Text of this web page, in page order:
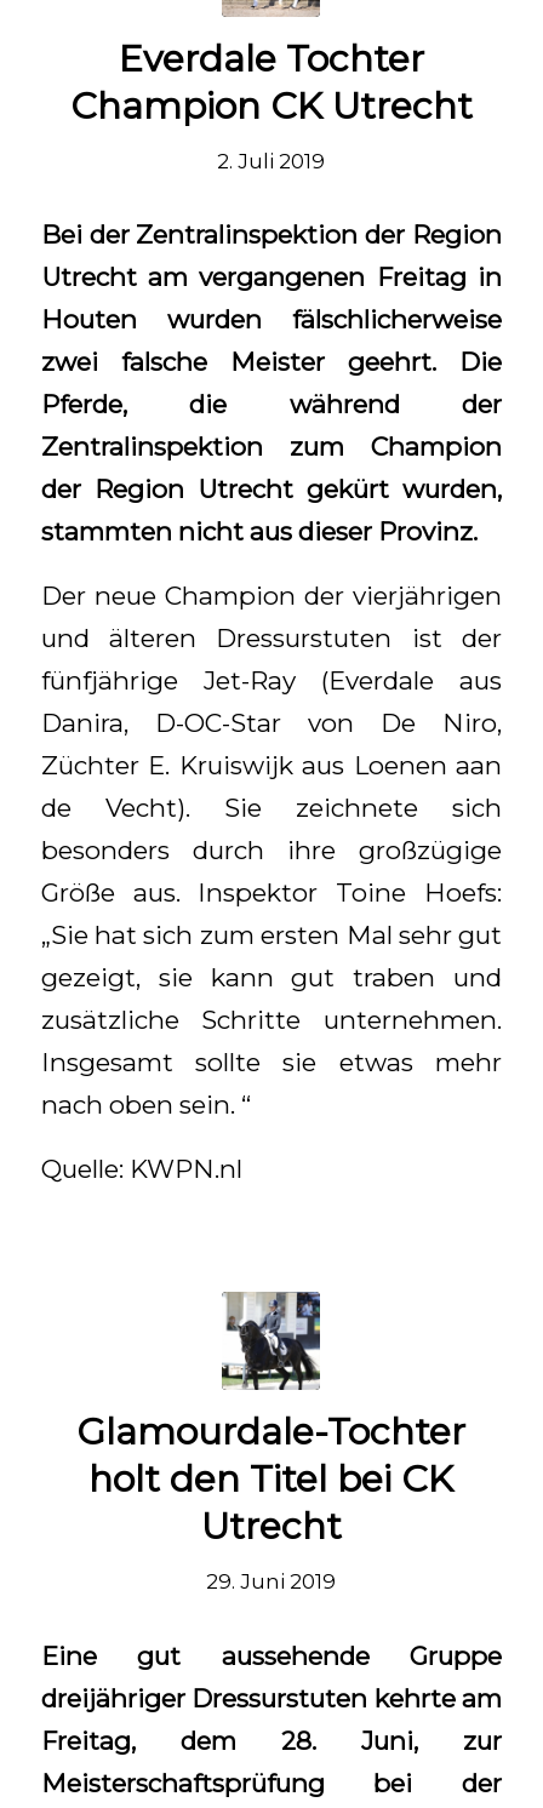
Everdale Tochter
Champion CK Utrecht
2. Juli 2019
Bei der Zentralinspektion der Region
Utrecht am vergangenen Freitag in
Houten wurden fälschlicherweise
zwei falsche Meister geehrt. Die
Pferde, die während der
Zentralinspektion zum Champion
der Region Utrecht gekürt wurden,
stammten nicht aus dieser Provinz.
Der neue Champion der vierjährigen
und älteren Dressurstuten ist der
fünfjährige Jet-Ray (Everdale aus
Danira, D-OC-Star von De Niro,
Züchter E. Kruiswijk aus Loenen aan
de Vecht). Sie zeichnete sich
besonders durch ihre großzügige
Größe aus. Inspektor Toine Hoefs:
„Sie hat sich zum ersten Mal sehr gut
gezeigt, sie kann gut traben und
zusätzliche Schritte unternehmen.
Insgesamt sollte sie etwas mehr
nach oben sein. “
Quelle: KWPN.nl
Glamourdale-Tochter
holt den Titel bei CK
Utrecht
29. Juni 2019
Eine gut aussehende Gruppe
dreijähriger Dressurstuten kehrte am
Freitag, dem 28. Juni, zur
Meisterschaftsprüfung bei der